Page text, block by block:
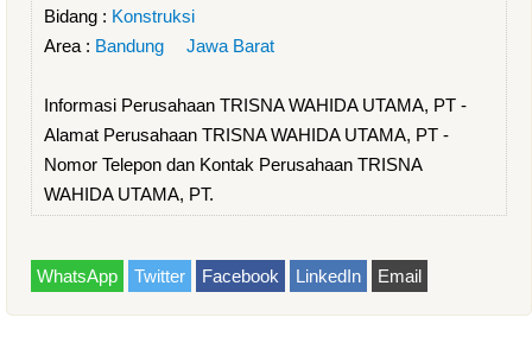
Bidang : Konstruksi
Area : Bandung Jawa Barat
Informasi Perusahaan TRISNA WAHIDA UTAMA, PT -
Alamat Perusahaan TRISNA WAHIDA UTAMA, PT -
Nomor Telepon dan Kontak Perusahaan TRISNA
WAHIDA UTAMA, PT.
WhatsApp Twitter Facebook LinkedIn Email